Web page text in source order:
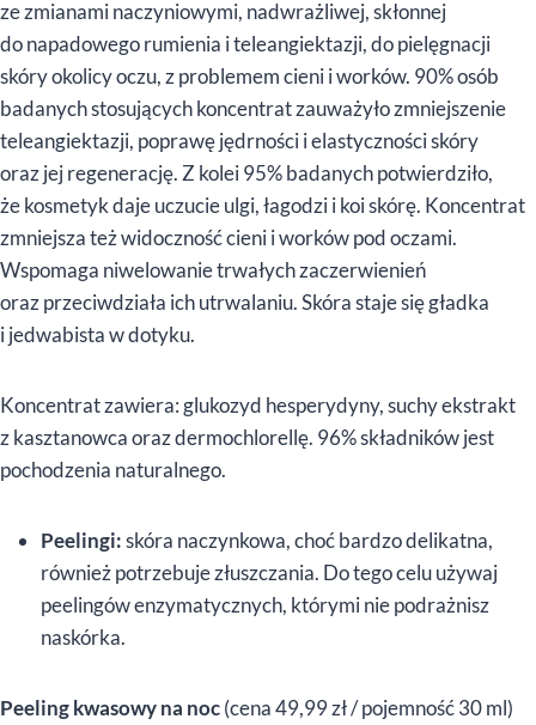
ze zmianami naczyniowymi, nadwrażliwej, skłonnej
do napadowego rumienia i teleangiektazji, do pielęgnacji
skóry okolicy oczu, z problemem cieni i worków. 90% osób
badanych stosujących koncentrat zauważyło zmniejszenie
teleangiektazji, poprawę jędrności i elastyczności skóry
oraz jej regenerację. Z kolei 95% badanych potwierdziło,
że kosmetyk daje uczucie ulgi, łagodzi i koi skórę. Koncentrat
zmniejsza też widoczność cieni i worków pod oczami.
Wspomaga niwelowanie trwałych zaczerwienień
oraz przeciwdziała ich utrwalaniu. Skóra staje się gładka
i jedwabista w dotyku.
Koncentrat zawiera: glukozyd hesperydyny, suchy ekstrakt
z kasztanowca oraz dermochlorellę. 96% składników jest
pochodzenia naturalnego.
Peelingi:skóra naczynkowa, choć bardzo delikatna,
również potrzebuje złuszczania. Do tego celu używaj
peelingów enzymatycznych, którymi nie podrażnisz
naskórka.
Peeling kwasowy na noc(cena 49,99 zł / pojemność 30 ml)